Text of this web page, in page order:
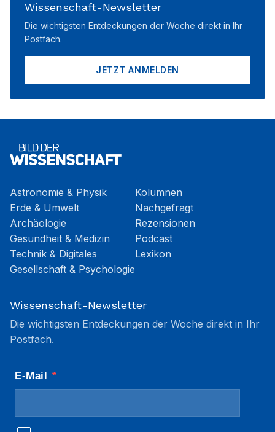
Wissenschaft-Newsletter
Die wichtigsten Entdeckungen der Woche direkt in Ihr
Postfach.
JETZT ANMELDEN
Astronomie & Physik
Erde & Umwelt
Archäologie
Gesundheit & Medizin
Technik & Digitales
Gesellschaft & Psychologie
Kolumnen
Nachgefragt
Rezensionen
Podcast
Lexikon
Wissenschaft-Newsletter
Die wichtigsten Entdeckungen der Woche direkt in Ihr
Postfach.